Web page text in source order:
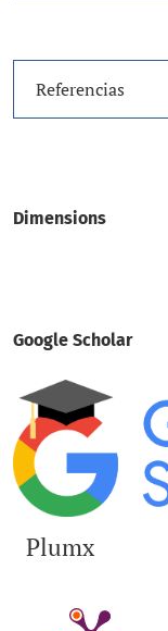
Dimensions
Google Scholar
Plumx
Referencias